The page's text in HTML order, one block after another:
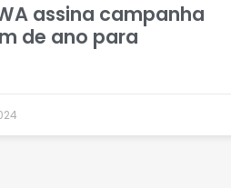
assina campanha
de ano para